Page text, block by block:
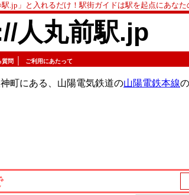
.jp」と入れるだけ！駅街ガイドは駅を起点にあなた
人丸前駅.jp
質問 ご利用にあたって
町にある、山陽電気鉄道の山陽電鉄本線